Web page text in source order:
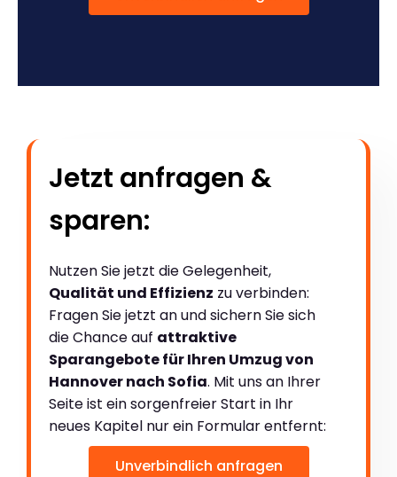
Jetzt anfragen &
sparen:
Nutzen Sie jetzt die Gelegenheit,
Qualität und Effizienz zu verbinden:
Fragen Sie jetzt an und sichern Sie sich
die Chance auf attraktive
Sparangebote für Ihren Umzug von
Hannover nach Sofia. Mit uns an Ihrer
Seite ist ein sorgenfreier Start in Ihr
neues Kapitel nur ein Formular entfernt:
Unverbindlich anfragen